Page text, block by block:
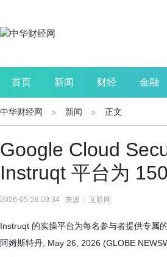
首页 新闻 财经 金融
公司 生活 读书
中华财经网 新闻 正文
Google Cloud
Instruqt 平台为
2026-05-26 09:34 来源： 互联网
Instruqt 的实操平台为每名参与者提供专属
阿姆斯特丹, May 26, 2026 (GLOBE